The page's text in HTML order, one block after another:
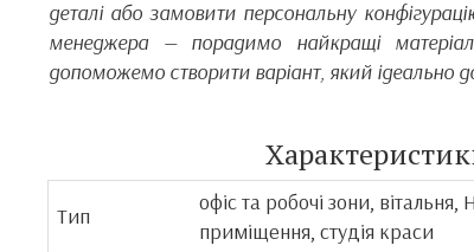
деталі або замовити персональну
менеджера — порадимо найкращі
допоможемо створити варіант, який ідеально
Тип
офіс та робочі зони, вітальня,
приміщення, студія краси